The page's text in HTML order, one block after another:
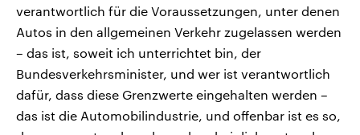
verantwortlich für die Voraussetzungen, unter denen
Autos in den allgemeinen Verkehr zugelassen werden
– das ist, soweit ich unterrichtet bin, der
Bundesverkehrsminister, und wer ist verantwortlich
dafür, dass diese Grenzwerte eingehalten werden –
das ist die Automobilindustrie, und offenbar ist es so,